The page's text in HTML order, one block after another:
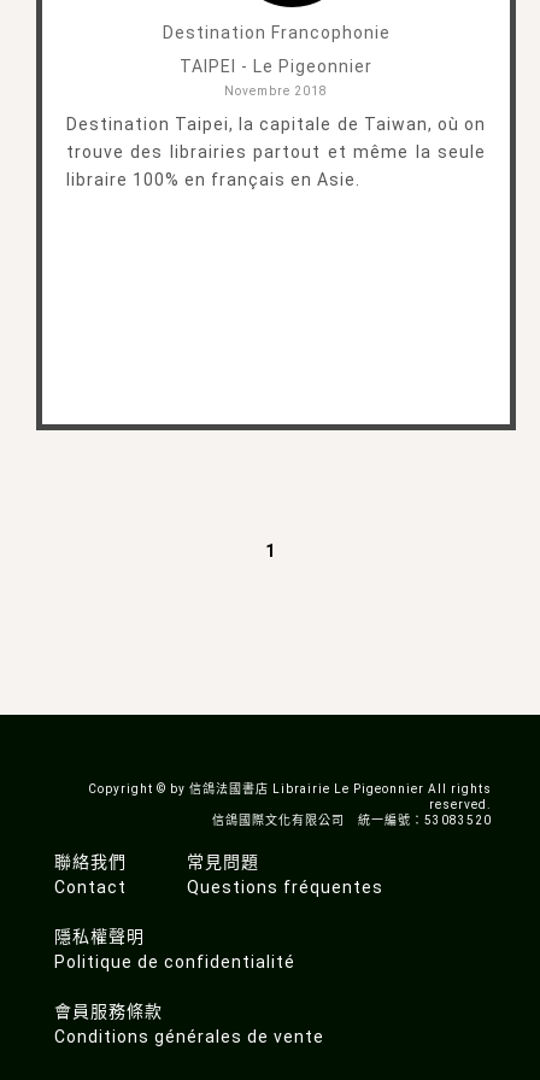
Destination Francophonie
TAIPEI - Le Pigeonnier
Novembre 2018
Destination Taipei, la capitale de Taiwan, où on
trouve des librairies partout et même la seule
libraire 100% en français en Asie.
1
Copyright © by 信鴿法國書店 Librairie Le Pigeonnier All rights
reserved.
信鴿國際文化有限公司 統一編號：53083520
聯絡我們
Contact
常見問題
Questions fréquentes
隱私權聲明
Politique de confidentialité
會員服務條款
Conditions générales de vente